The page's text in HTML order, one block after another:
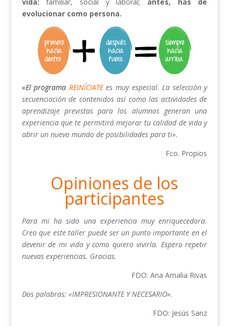
evolucionar como persona.
«El programa REINÍCIATEes muy especial. La selección y
secuenciación de contenidos así como las actividades de
aprendizaje previstas para los alumnos generan una
experiencia que te permitirá mejorar tu calidad de vida y
abrir un nuevo mundo de posibilidades para ti».
Fco. Propios
Opiniones de los
participantes
Para mi ha sido una experiencia muy enriquecedora.
Creo que este taller puede ser un punto importante en el
devenir de mi vida y como quiero vivirla. Espero repetir
nuevas experiencias. Gracias.
FDO: Ana Amalia Rivas
Dos palabras: «IMPRESIONANTE Y NECESARIO».
FDO: Jesús Sanz